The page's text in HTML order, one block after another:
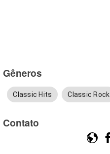
Gêneros
Classic Hits Classic Rock
Contato